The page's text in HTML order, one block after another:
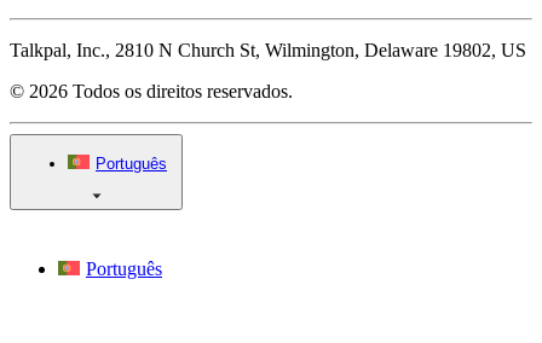
Talkpal, Inc., 2810 N Church St, Wilmington, Delaware 19802, US
© 2026 Todos os direitos reservados.
Português
Português